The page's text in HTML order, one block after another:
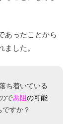
あったことから
した。
ち着いている
で悪阻 の可能
ですか？